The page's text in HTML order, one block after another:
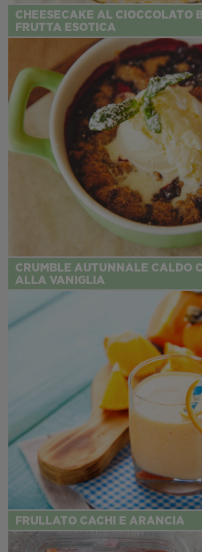
CHEESECAKE AL CIOCCOLATO
FRUTTA ESOTICA
CRUMBLE AUTUNNALE CALDO
ALLA VANIGLIA
FRULLATO CACHI E ARANCIA